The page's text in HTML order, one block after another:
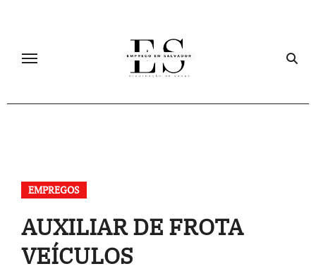
EMPREGOS
AUXILIAR DE FROTA
VEÍCULOS